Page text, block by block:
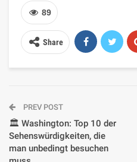
89
Share
PREV POST
🏛️ Washington: Top 10 der
Sehenswürdigkeiten, die
man unbedingt besuchen